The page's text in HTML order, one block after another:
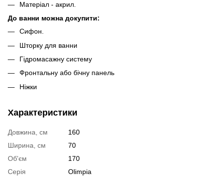
Матеріал - акрил.
До ванни можна докупити:
Сифон.
Шторку для ванни
Гідромасажну систему
Фронтальну або бічну панель
Ніжки
Характеристики
Довжина, см
160
Ширина, см
70
Об'єм
170
Серія
Olimpia